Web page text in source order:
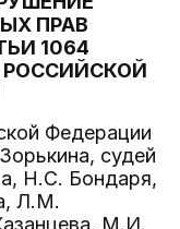
ПРАВ
1064
Федерации
судей
Н.С. Бондаря,
Л.М.
М.И.